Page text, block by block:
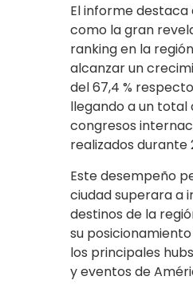
El informe destaca
como la gran
ranking en la
alcanzar un
del 67,4 %
llegando a un total
congresos
realizados durante
Este desempeño
ciudad superara a
destinos de la
su
los principales
y eventos de